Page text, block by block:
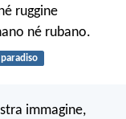
ruggine
né rubano.
paradiso
immagine,